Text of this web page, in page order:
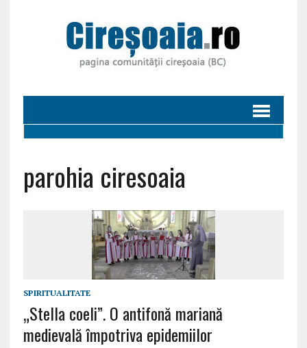
parohia ciresoaia
SPIRITUALITATE
„Stella coeli”. O antifonă mariană
medievală împotriva epidemiilor